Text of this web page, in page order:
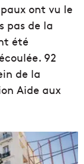
ont vu le
pas de la
été
92
de la
Aide aux